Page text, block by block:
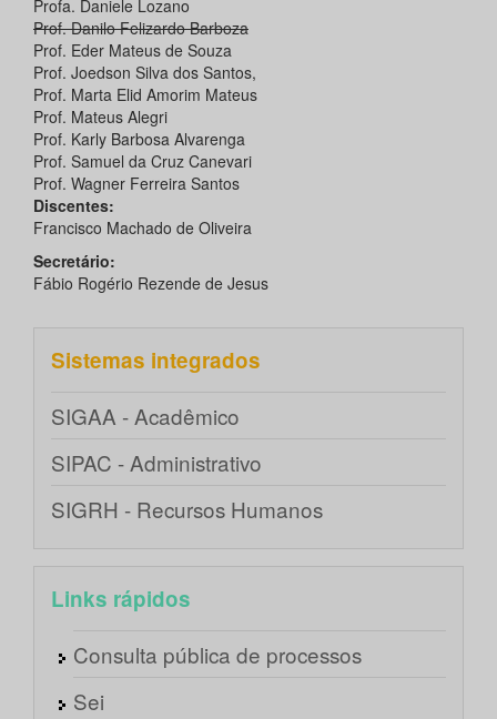
Profa. Daniele Lozano
Prof. Danilo Felizardo Barboza
Prof. Eder Mateus de Souza
Prof. Joedson Silva dos Santos,
Prof. Marta Elid Amorim Mateus
Prof. Mateus Alegri
Prof. Karly Barbosa Alvarenga
Prof. Samuel da Cruz Canevari
Prof. Wagner Ferreira Santos
Discentes:
Francisco Machado de Oliveira
Secretário:
Fábio Rogério Rezende de Jesus
Sistemas integrados
SIGAA - Acadêmico
SIPAC - Administrativo
SIGRH - Recursos Humanos
Links rápidos
Consulta pública de processos
Sei